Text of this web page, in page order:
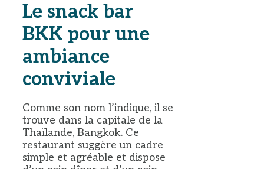
Le snack bar
BKK pour une
ambiance
conviviale
Comme son nom l’indique, il se
trouve dans la capitale de la
Thaïlande, Bangkok. Ce
restaurant suggère un cadre
simple et agréable et dispose